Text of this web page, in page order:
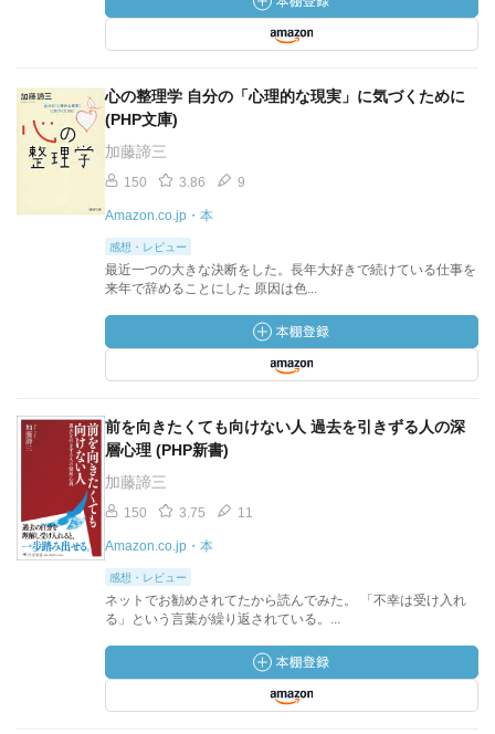
心の整理学 自分の「心理的な現実」に気づくために
(PHP文庫)
加藤諦三
150 3.86 9
Amazon.co.jp・本
感想・レビュー
最近一つの大きな決断をした。長年大好きで続けている仕事を
来年で辞めることにした 原因は色...
前を向きたくても向けない人 過去を引きずる人の深
層心理 (PHP新書)
加藤諦三
150 3.75 11
Amazon.co.jp・本
感想・レビュー
ネットでお勧めされてたから読んでみた。 「不幸は受け入れ
る」という言葉が繰り返されている。...